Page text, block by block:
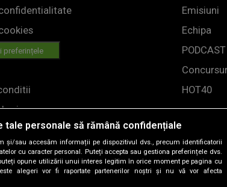
preferințele
Emisiuni
Echipa
PODCAST
HOT40
tale personale să rămână confidențiale
și/sau accesăm informații pe dispozitivul dvs., precum identificatorii
cu caracter personal. Puteți accepta sau gestiona preferințele dvs.
opune utilizării unui interes legitim în orice moment pe pagina cu
alegeri vor fi raportate partenerilor noștri și nu vă vor afecta